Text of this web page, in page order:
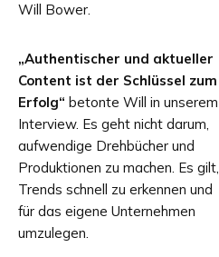
Will Bower.
„Authentischer und aktueller
Content ist der Schlüssel zum
Erfolg“ betonte Will in unserem
Interview. Es geht nicht darum,
aufwendige Drehbücher und
Produktionen zu machen. Es gilt,
Trends schnell zu erkennen und
für das eigene Unternehmen
umzulegen.